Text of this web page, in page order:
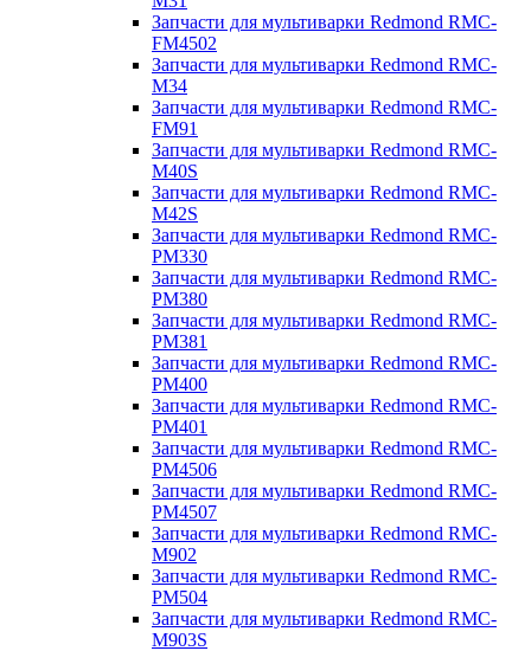
Запчасти для мультиварки Redmond RMC-
FM4502
Запчасти для мультиварки Redmond RMC-
M34
Запчасти для мультиварки Redmond RMC-
FM91
Запчасти для мультиварки Redmond RMC-
M40S
Запчасти для мультиварки Redmond RMC-
M42S
Запчасти для мультиварки Redmond RMC-
PM330
Запчасти для мультиварки Redmond RMC-
PM380
Запчасти для мультиварки Redmond RMC-
PM381
Запчасти для мультиварки Redmond RMC-
PM400
Запчасти для мультиварки Redmond RMC-
PM401
Запчасти для мультиварки Redmond RMC-
PM4506
Запчасти для мультиварки Redmond RMC-
PM4507
Запчасти для мультиварки Redmond RMC-
M902
Запчасти для мультиварки Redmond RMC-
PM504
Запчасти для мультиварки Redmond RMC-
M903S